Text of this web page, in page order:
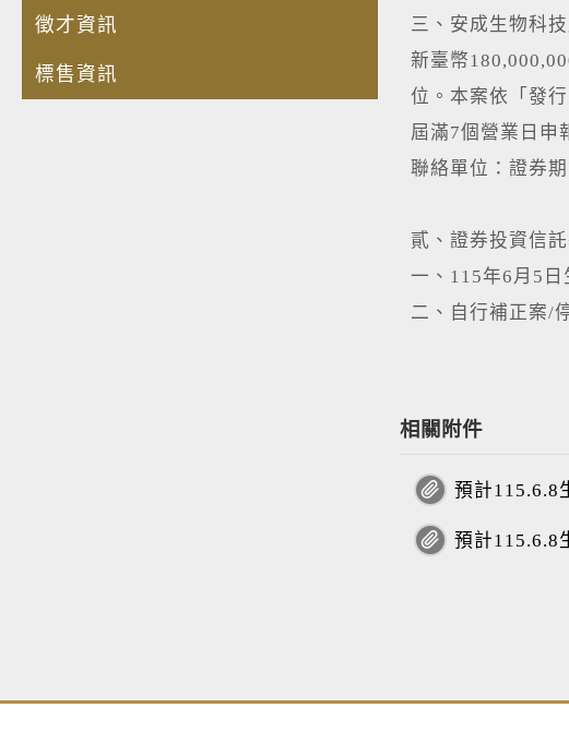
徵才資訊
標售資訊
三、安成生物科
新臺幣
位。本案依「發
屆滿7個營業日申
聯絡單位：證券
貳、證券投資信
一、115年6月5日
二、自行補正案/
相關附件
預計115.6.8
預計115.6.8